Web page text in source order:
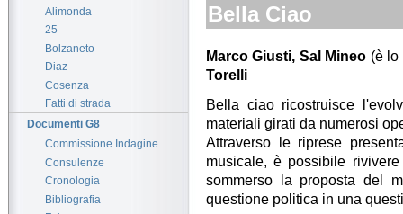
Alimonda
25
Bolzaneto
Diaz
Cosenza
Fatti di strada
Documenti G8
Commissione Indagine
Consulenze
Cronologia
Bibliografia
Bella Ciao
Marco Giusti, Sal Mineo (è lo
Torelli
Bella ciao ricostruisce
materiali girati da numerosi
Attraverso le riprese
musicale, è possibile
sommerso la proposta del
questione politica in una